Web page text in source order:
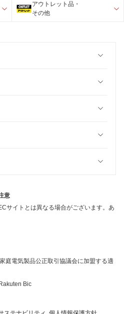
アウトレット品・
その他
意
サイトとは異なる場合がございます。あ
庭電気製品公正取引協議会に加盟する適
Bic